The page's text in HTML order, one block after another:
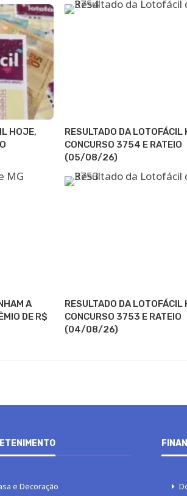
HOJE,
RESULTADO DA LOTOFÁCIL
CONCURSO 3754 E RATEIO
(05/08/26)
A
DE R$
RESULTADO DA LOTOFÁCIL
CONCURSO 3753 E RATEIO
(04/08/26)
e Decoração